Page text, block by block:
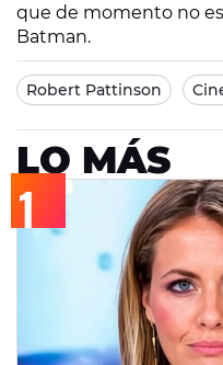
que de momento no
Batman.
Robert Pattinson
LO MÁS